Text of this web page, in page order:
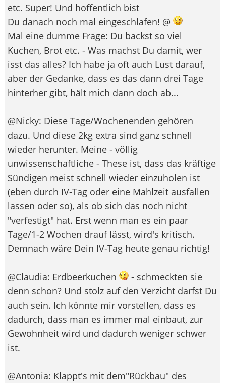
etc. Super! Und hoffentlich bist
Du danach noch mal eingeschlafen! @
Mal eine dumme Frage: Du backst so viel
Kuchen, Brot etc. - Was machst Du damit, wer
isst das alles? Ich habe ja oft auch Lust darauf,
aber der Gedanke, dass es das dann drei Tage
hinterher gibt, hält mich dann doch ab...
@Nicky: Diese Tage/Wochenenden gehören
dazu. Und diese 2kg extra sind ganz schnell
wieder herunter. Meine - völlig
unwissenschaftliche - These ist, dass das kräftige
Sündigen meist schnell wieder einzuholen ist
(eben durch IV-Tag oder eine Mahlzeit ausfallen
lassen oder so), als ob sich das noch nicht
"verfestigt" hat. Erst wenn man es ein paar
Tage/1-2 Wochen drauf lässt, wird's kritisch.
Demnach wäre Dein IV-Tag heute genau richtig!
@Claudia: Erdbeerkuchen
- schmeckten sie
denn schon? Und stolz auf den Verzicht darfst Du
auch sein. Ich könnte mir vorstellen, dass es
dadurch, dass man es immer mal einbaut, zur
Gewohnheit wird und dadurch weniger schwer
ist.
@Antonia: Klappt's mit dem"Rückbau" des